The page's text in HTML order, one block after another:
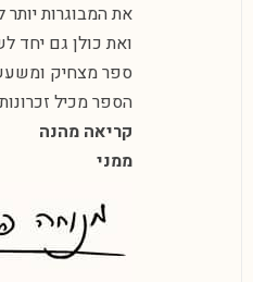
את המבוגרות יותר
ואת כולן גם יחד
ספר מצחיק
הספר מכיל
קריאה מהנה
ממני